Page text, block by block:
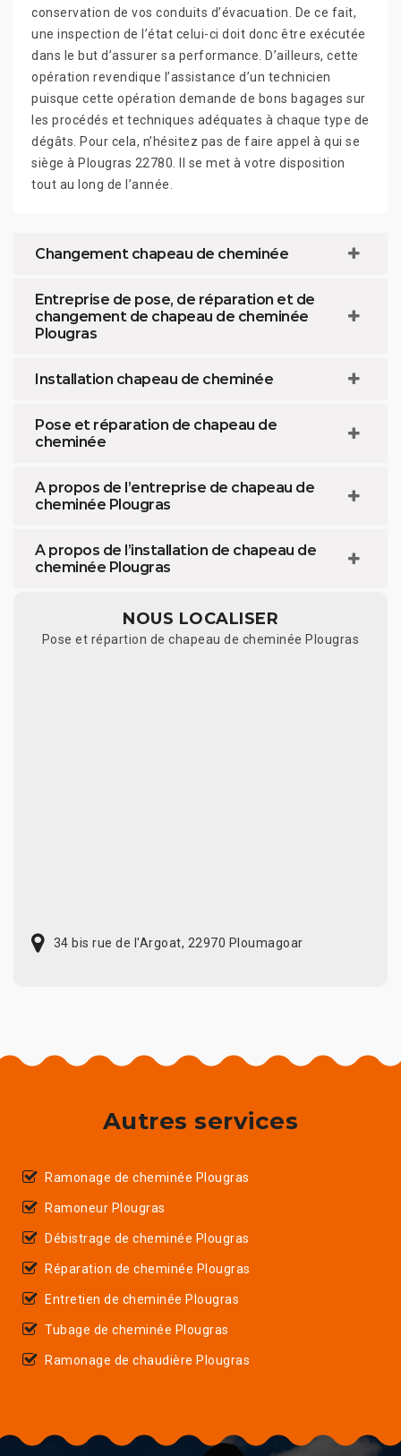
conservation de vos conduits d’évacuation. De ce fait,
une inspection de l’état celui-ci doit donc être exécutée
dans le but d’assurer sa performance. D’ailleurs, cette
opération revendique l’assistance d’un technicien
puisque cette opération demande de bons bagages sur
les procédés et techniques adéquates à chaque type de
dégâts. Pour cela, n’hésitez pas de faire appel à qui se
siège à Plougras 22780. Il se met à votre disposition
tout au long de l’année.
Changement chapeau de cheminée
Entreprise de pose, de réparation et de
changement de chapeau de cheminée
Plougras
Installation chapeau de cheminée
Pose et réparation de chapeau de
cheminée
A propos de l’entreprise de chapeau de
cheminée Plougras
A propos de l’installation de chapeau de
cheminée Plougras
NOUS LOCALISER
Pose et répartion de chapeau de cheminée Plougras
34 bis rue de l'Argoat, 22970 Ploumagoar
Autres services
Ramonage de cheminée Plougras
Ramoneur Plougras
Débistrage de cheminée Plougras
Réparation de cheminée Plougras
Entretien de cheminée Plougras
Tubage de cheminée Plougras
Ramonage de chaudière Plougras